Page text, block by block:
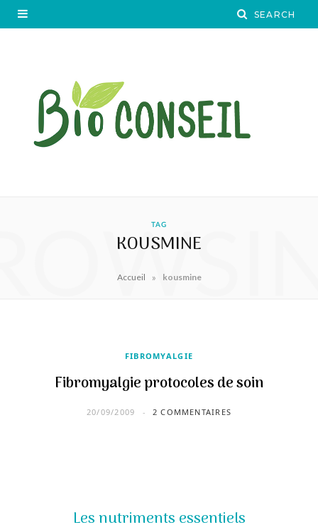
TAG
KOUSMINE
Accueil » kousmine
FIBROMYALGIE
Fibromyalgie protocoles de soin
20/09/2009 2 COMMENTAIRES
Les nutriments essentiels